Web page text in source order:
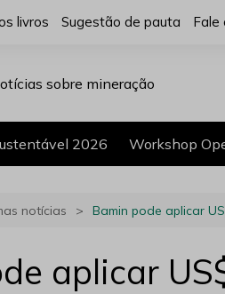
livros Sugestão de pauta Fale
2026 Workshop
notícias Bamin pode aplicar
aplicar